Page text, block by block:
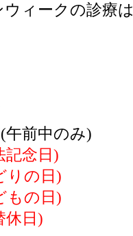
ィークの診療
前中のみ)
念日)
の日)
の日)
日)